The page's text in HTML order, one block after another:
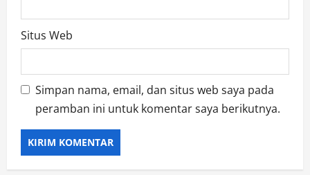
Situs Web
Simpan nama, email, dan situs web saya pada
peramban ini untuk komentar saya berikutnya.